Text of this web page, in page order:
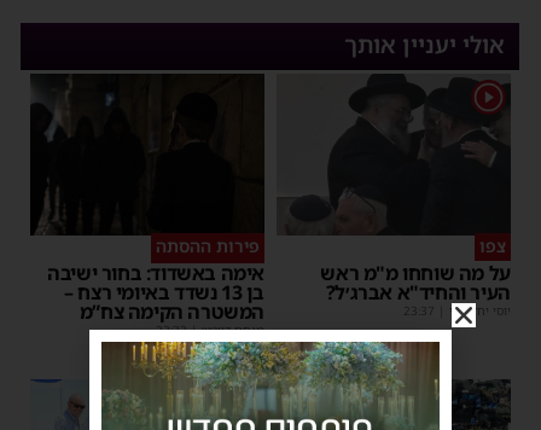
אולי יעניין אותך
1
צפו
על מה שוחחו מ"מ ראש
העיר והחיד"א אברג׳ל?
יוסי יחזקאלי 23:37
פירות ההסתה
אימה באשדוד: בחור ישיבה
בן 13 נשדד באיומי רצח –
המשטרה הקימה צח”מ
מנחם דויטש |
22:32